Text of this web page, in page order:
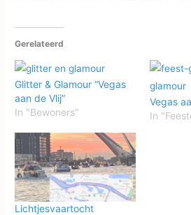
Gerelateerd
Glitter & Glamour “Vegas
aan de Vlij”
In "Bewoners"
Vegas
In
Lichtjesvaartocht